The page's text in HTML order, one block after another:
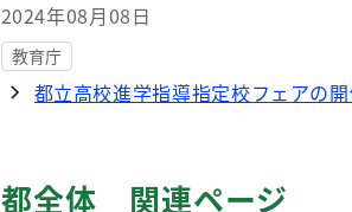
2024年08月08日
教育庁
都立高校進学指導指定校フェアの
都全体 関連ページ